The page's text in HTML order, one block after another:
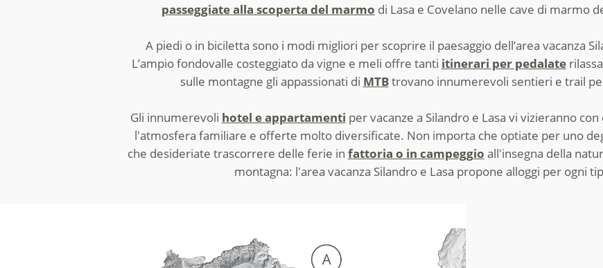
passeggiate alla scoperta del marmo di Lasa e Covelano nelle cave di marmo
A piedi o in biciletta sono i modi migliori per scoprire il paesaggio dell’area vacanza
L’ampio fondovalle costeggiato da vigne e meli offre tanti itinerari per pedalate
sulle montagne gli appassionati di MTBtrovano innumerevoli sentieri e trail
Gli innumerevoli hotel e appartamenti per vacanze a Silandro e Lasa vi vizieranno
l'atmosfera familiare e offerte molto diversificate. Non importa che optiate per uno
che desideriate trascorrere delle ferie in fattoria o in campeggio all'insegna della
montagna: l'area vacanza Silandro e Lasa propone alloggi per ogni